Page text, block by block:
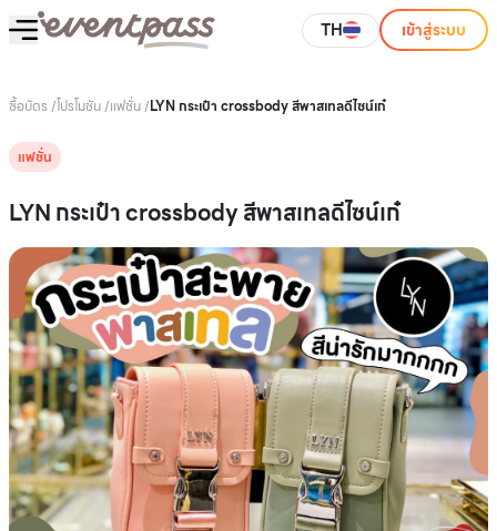
TH เข้าสู่ระบบ
ซื้อบัตร /โปรโมชัน/แฟชั่น/LYN กระเป๋า crossbody สีพาสเทลดีไซน์เก๋
แฟชั่น
LYN กระเป๋า crossbody สีพาสเทลดีไซน์เก๋